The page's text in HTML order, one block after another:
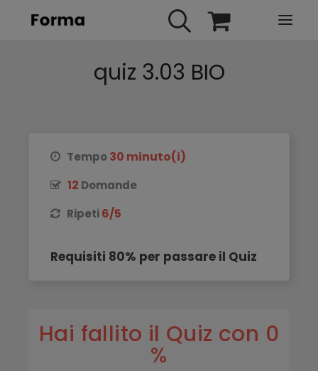
ACCOUNT
quiz 3.03 BIO
Tempo30 minuto(i)
12 Domande
Ripeti6/5
Requisiti 80% per passare il Quiz
Hai fallito il Quiz con 0
%